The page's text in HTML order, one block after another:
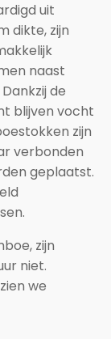
uit
dikte, zijn
naast
de
blijven vocht
zijn
verbonden
geplaatst.
zijn
niet.
we